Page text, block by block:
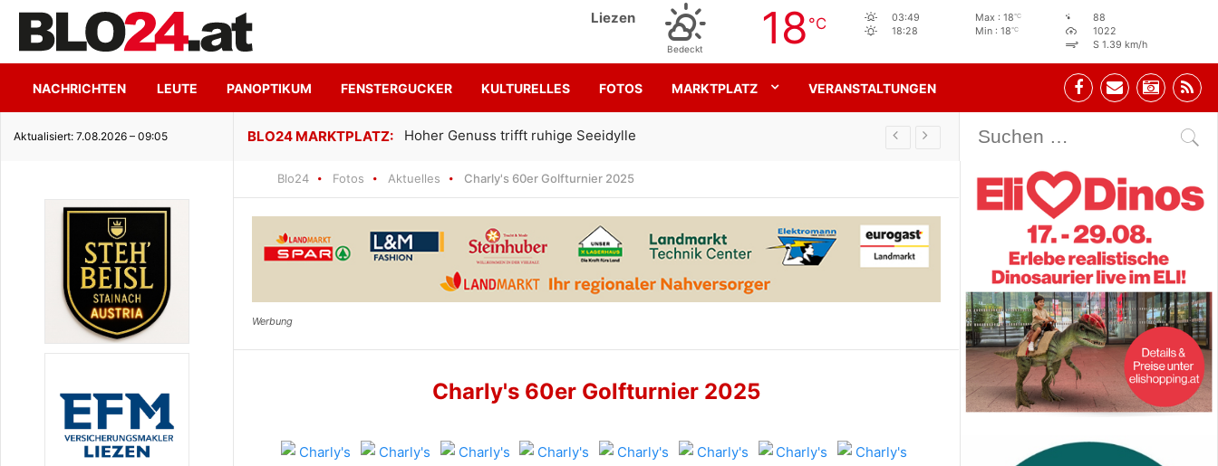
Liezen
Bedeckt 18 °C
03:49
18:28
Max : 18°C
Min : 18°C
88
1022
S 1.39 km/h
NACHRICHTEN LEUTE PANOPTIKUM FENSTERGUCKER KULTURELLES FOTOS MARKTPLATZ VERANSTALTUNGEN
Aktualisiert: 7.08.2026 – 09:05
Hoher Genuss trifft ruhige Seeidylle Gemeinsam für den SK Sturm Stehbeisl
Blo24 Fotos Aktuelles Charly's 60er Golfturnier 2025
Charly's 60er Golfturnier 2025